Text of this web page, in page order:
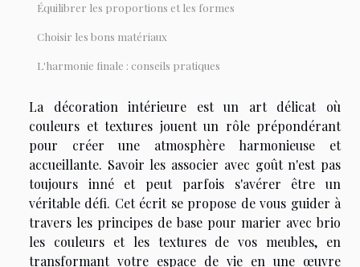
Équilibrer les proportions et les formes
Choisir les bons matériaux
L'harmonie finale : conseils pratiques
La décoration intérieure est un art délicat où
couleurs et textures jouent un rôle prépondérant
pour créer une atmosphère harmonieuse et
accueillante. Savoir les associer avec goût n'est pas
toujours inné et peut parfois s'avérer être un
véritable défi. Cet écrit se propose de vous guider à
travers les principes de base pour marier avec brio
les couleurs et les textures de vos meubles, en
transformant votre espace de vie en une œuvre